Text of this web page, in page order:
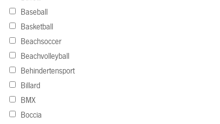
Baseball
Basketball
Beachsoccer
Beachvolleyball
Behindertensport
Billard
BMX
Boccia